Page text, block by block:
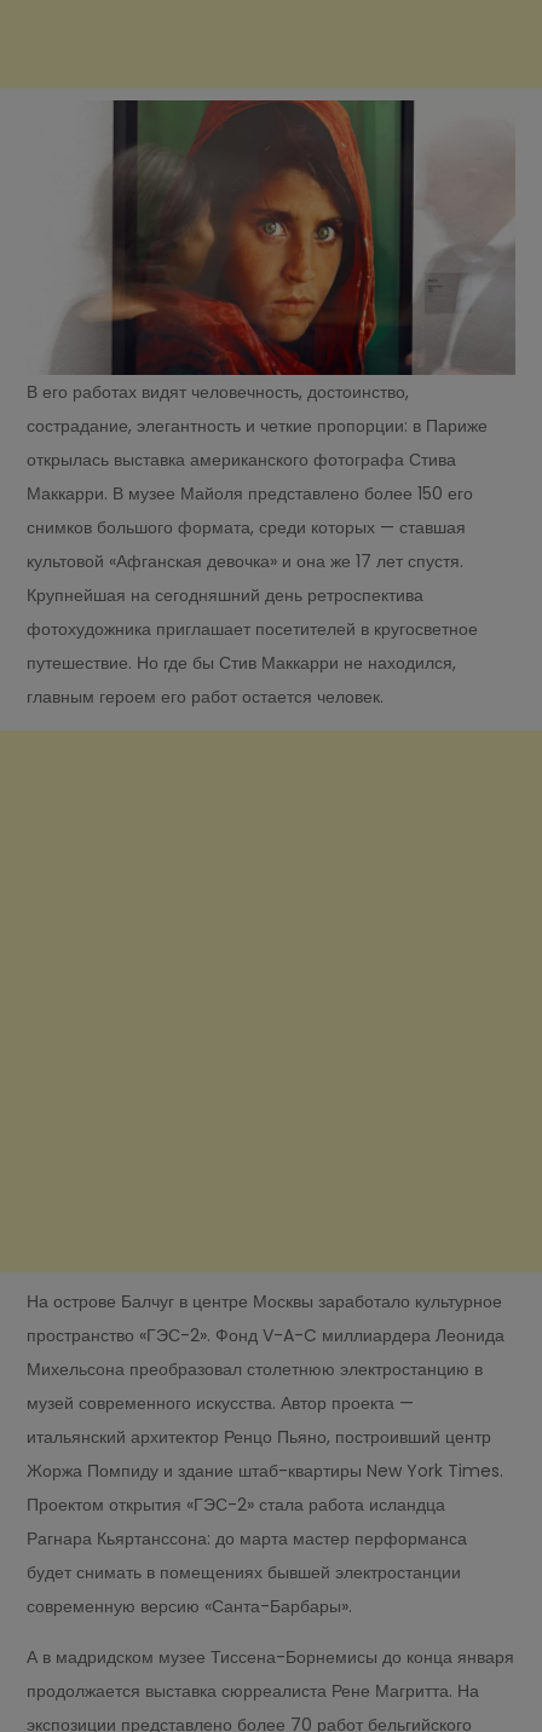
В его работах видят человечность, достоинство,
сострадание, элегантность и четкие пропорции: в Париже
открылась выставка американского фотографа Стива
Маккарри. В музее Майоля представлено более 150 его
снимков большого формата, среди которых — ставшая
культовой «Афганская девочка» и она же 17 лет спустя.
Крупнейшая на сегодняшний день ретроспектива
фотохудожника приглашает посетителей в кругосветное
путешествие. Но где бы Стив Маккарри не находился,
главным героем его работ остается человек.
На острове Балчуг в центре Москвы заработало культурное
пространство «ГЭС-2». Фонд V-A-C миллиардера Леонида
Михельсона преобразовал столетнюю электростанцию в
музей современного искусства. Автор проекта —
итальянский архитектор Ренцо Пьяно, построивший центр
Жоржа Помпиду и здание штаб-квартиры New York Times.
Проектом открытия «ГЭС-2» стала работа исландца
Рагнара Кьяртанссона: до марта мастер перформанса
будет снимать в помещениях бывшей электростанции
современную версию «Санта-Барбары».
А в мадридском музее Тиссена-Борнемисы до конца января
продолжается выставка сюрреалиста Рене Магритта. На
экспозиции представлено более 70 работ бельгийского